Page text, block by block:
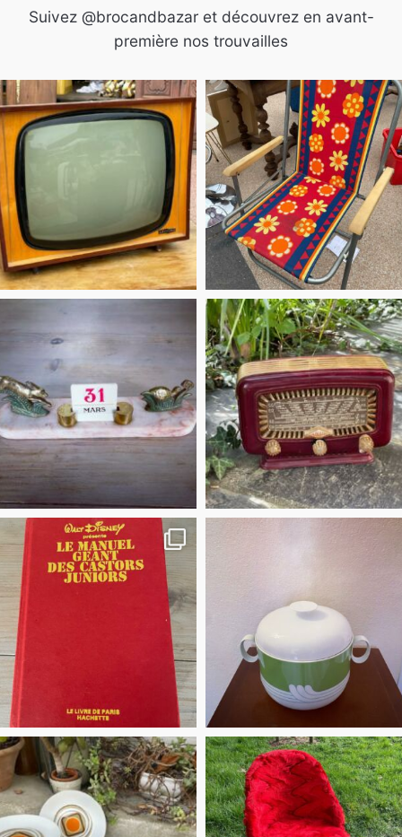
Suivez @brocandbazar et découvrez en avant-
première nos trouvailles